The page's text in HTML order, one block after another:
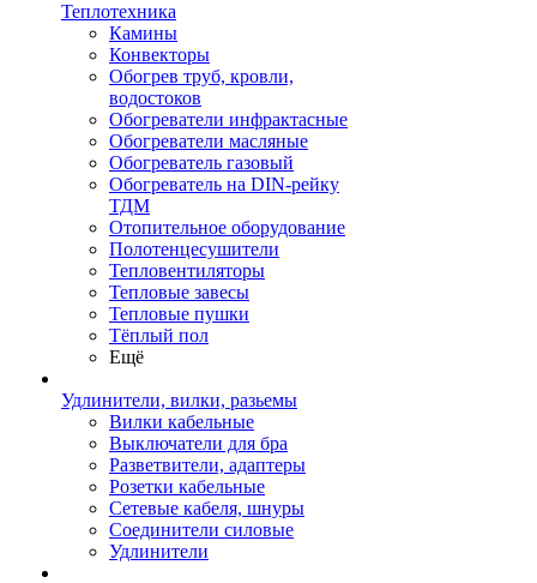
Теплотехника
Камины
Конвекторы
Обогрев труб, кровли,
водостоков
Обогреватели инфрактасные
Обогреватели масляные
Обогреватель газовый
Обогреватель на DIN-рейку
ТДМ
Отопительное оборудование
Полотенцесушители
Тепловентиляторы
Тепловые завесы
Тепловые пушки
Тёплый пол
Ещё
Удлинители, вилки, разьемы
Вилки кабельные
Выключатели для бра
Разветвители, адаптеры
Розетки кабельные
Сетевые кабеля, шнуры
Соединители силовые
Удлинители